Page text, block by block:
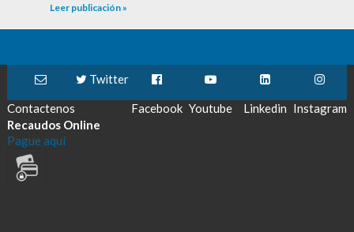
Leer publicación »
Contactenos
Twitter
Facebook Youtube Linkedin Instagram
Recaudos Online
Pague aquí